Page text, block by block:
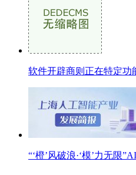
软件开辟商则正在特定功
“‘橙’风破浪·‘模’力无限